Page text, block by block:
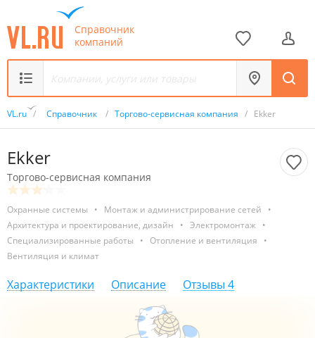
Справочник
компаний
VL.ru / Справочник / Торгово-сервисная компания / Ekker
Ekker
Торгово-сервисная компания
Охранные системы • Монтаж и администрирование сетей
•
Архитектура и проектирование, дизайн
• Электромонтаж •
Специализированные работы
• Отопление и вентиляция
•
Вентиляция и климат
Характеристики Описание Отзывы 4